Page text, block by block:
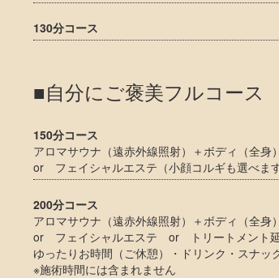
130分コース
■自分にご褒美フルコース
150分コース
アロマサウナ（遠赤外線照射）＋ボディ（全
or フェイシャルエステ（小顔コルギも選べま
200分コース
アロマサウナ（遠赤外線照射）＋ボディ（全
or フェイシャルエステ or トリートメント延
ゆったりお時間（ご休憩）・ドリンク・スナッ
※施術時間には含まれません